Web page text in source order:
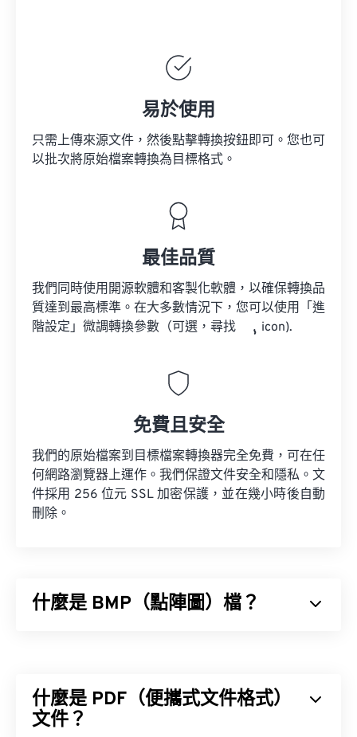
易於使用
只需上傳來源文件，然後點擊轉換按鈕即可。您也可
以批次將原始檔案轉換為目標格式。
最佳品質
我們同時使用開源軟體和客製化軟體，以確保轉換品
質達到最高標準。在大多數情況下，您可以使用「進
階設定」微調轉換參數（可選，尋找
icon).
免費且安全
我們的原始檔案到目標檔案轉換器完全免費，可在任
何網路瀏覽器上運作。我們保證文件安全和隱私。文
件採用 256 位元 SSL 加密保護，並在幾小時後自動
刪除。
什麼是 BMP（點陣圖）檔？
深度。 BMP 主要用於照片的數位出版。然而，由於
缺乏壓縮，BMP 檔案通常很大。
什麼是 PDF（便攜式文件格式）
文件？